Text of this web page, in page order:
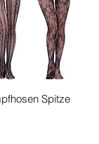
Spitze